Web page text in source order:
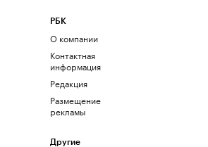
РБК
О компании
Контактная
информация
Редакция
Размещение
рекламы
Другие